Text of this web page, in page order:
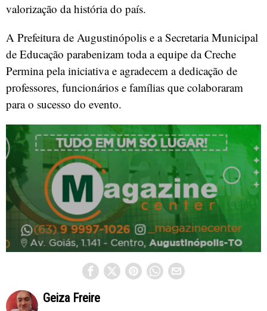
valorização da história do país.
A Prefeitura de Augustinópolis e a Secretaria Municipal
de Educação parabenizam toda a equipe da Creche
Permina pela iniciativa e agradecem a dedicação de
professores, funcionários e famílias que colaboraram
para o sucesso do evento.
Geiza Freire